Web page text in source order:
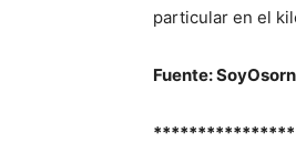
particular en el
Fuente: